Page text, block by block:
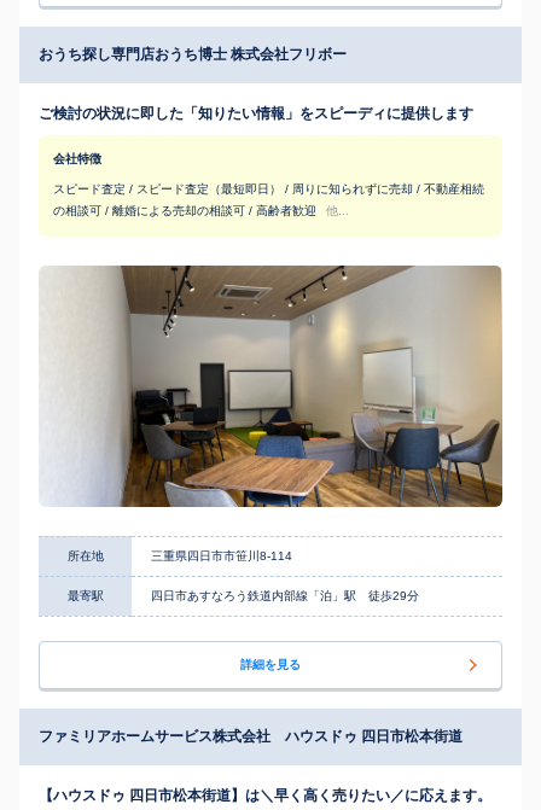
おうち探し専門店おうち博士 株式会社フリボー
ご検討の状況に即した「知りたい情報」をスピーディに提供します
会社特徴
スピード査定 / スピード査定（最短即日） / 周りに知られずに売却 / 不動産相続
の相談可 / 離婚による売却の相談可 / 高齢者歓迎
他...
所在地 三重県四日市市笹川8-114
最寄駅 四日市あすなろう鉄道内部線「泊」駅 徒歩29分
詳細を見る
ファミリアホームサービス株式会社 ハウスドゥ 四日市松本街道
【ハウスドゥ 四日市松本街道】は＼早く高く売りたい／に応えます。